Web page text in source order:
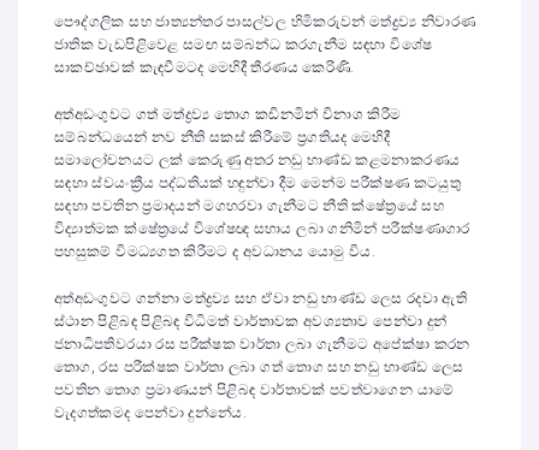
පෞද්ගලික සහ ජාත්‍යන්තර පාසල්වල හිමිකරුවන් මත්ද්‍රව්‍ය නිවාරණ
ජාතික වැඩපිළිවෙළ සමඟ සම්බන්ධ කරගැනීම සඳහා විශේෂ
සාකච්ඡාවක් කැඳවීමටද මෙහිදී තීරණය කෙරිණි.
අත්අඩංගුවට ගත් මත්ද්‍රව්‍ය තොග කඩිනමින් විනාශ කිරීම
සම්බන්ධයෙන් නව නීති සකස් කිරීමේ ප්‍රගතියද මෙහිදී
සමාලෝචනයට ලක් කෙරුණු අතර නඩු භාණ්ඩ කළමනාකරණය
සඳහා ස්වයංක්‍රීය පද්ධතියක් හඳුන්වා දීම මෙන්ම පරීක්ෂණ කටයුතු
සඳහා පවතින ප්‍රමාදයන් මගහරවා ගැනීමට නීති ක්ෂේත්‍රයේ සහ
විද්‍යාත්මක ක්ෂේත්‍රයේ විශේෂඥ සහාය ලබා ගනිමින් පරීක්ෂණාගාර
පහසුකම් විමධ්‍යගත කිරීමට ද අවධානය යොමු විය.
අත්අඩංගුවට ගන්නා මත්ද්‍රව්‍ය සහ ඒවා නඩු භාණ්ඩ ලෙස රදවා ඇති
ස්ථාන පිළිබඳ පිළිබඳ විධිමත් වාර්තාවක අවශ්‍යතාව පෙන්වා දුන්
ජනාධිපතිවරයා රස පරීක්ෂක වාර්තා ලබා ගැනීමට අපේක්ෂා කරන
තොග, රස පරීක්ෂක වාර්තා ලබා ගත් තොග සහ නඩු භාණ්ඩ ලෙස
පවතින තොග ප්‍රමාණයන් පිළිබඳ වාර්තාවක් පවත්වාගෙන යාමේ
වැදගත්කමද පෙන්වා දුන්නේය.